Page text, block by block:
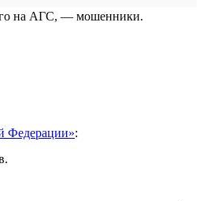
на АГС, — мошенники.
Федерации»: